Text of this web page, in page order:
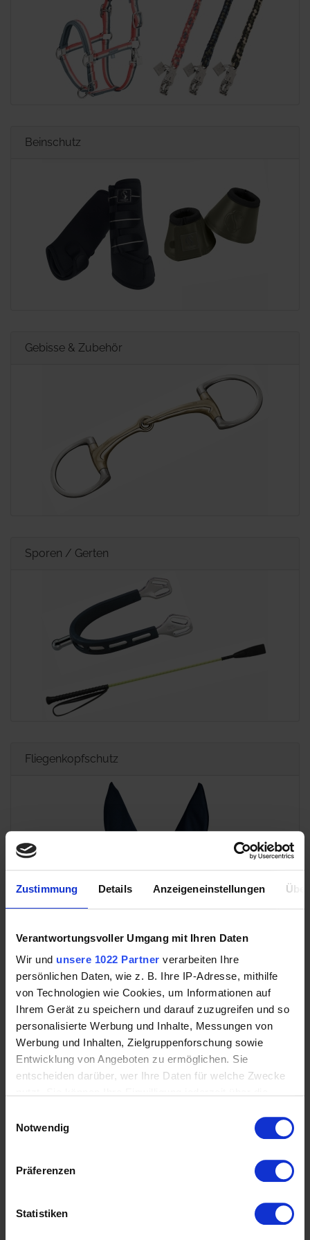
Zustimmung Details Anzeigeneinstellungen
Verantwortungsvoller Umgang mit Ihren Daten
Wir und unsere 1022 Partner verarbeiten Ihre
persönlichen Daten, wie z. B. Ihre IP-Adresse, mithilfe
von Technologien wie Cookies, um Informationen auf
Ihrem Gerät zu speichern und darauf zuzugreifen und so
personalisierte Werbung und Inhalte, Messungen von
Werbung und Inhalten, Zielgruppenforschung sowie
Entwicklung von Angeboten zu ermöglichen. Sie
entscheiden darüber, wer Ihre Daten für welche Zwecke
Trigger Symbol ändern oder widerrufen
Informationen über Ihre geografische Lage
können
Notwendig
Präferenzen
Statistiken
Beinschutz
Gebisse & Zubehör
Sporen / Gerten
Fliegenkopfschutz
Longieren
Sommerzeit=Fliegenzeit